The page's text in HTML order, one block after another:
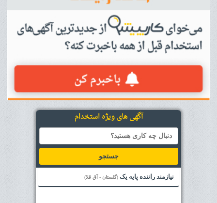
آگهی های ویژه استخدام
جستجو
نیازمند راننده پایه یک (گلستان - آق قلا)